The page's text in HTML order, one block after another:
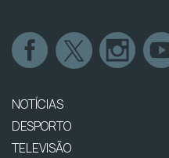
NOTÍCIAS
DESPORTO
TELEVISÃO